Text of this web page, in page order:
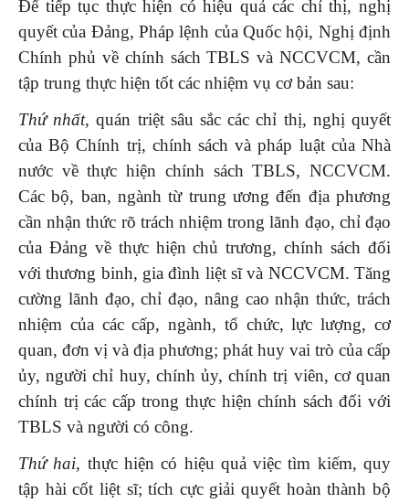
Để tiếp tục thực hiện có hiệu quả các chỉ thị, nghị
quyết của Đảng, Pháp lệnh của Quốc hội, Nghị định
Chính phủ về chính sách TBLS và NCCVCM, cần
tập trung thực hiện tốt các nhiệm vụ cơ bản sau:
Thứ nhất, quán triệt sâu sắc các chỉ thị, nghị quyết
của Bộ Chính trị, chính sách và pháp luật của Nhà
nước về thực hiện chính sách TBLS, NCCVCM.
Các bộ, ban, ngành từ trung ương đến địa phương
cần nhận thức rõ trách nhiệm trong lãnh đạo, chỉ đạo
của Đảng về thực hiện chủ trương, chính sách đối
với thương binh, gia đình liệt sĩ và NCCVCM. Tăng
cường lãnh đạo, chỉ đạo, nâng cao nhận thức, trách
nhiệm của các cấp, ngành, tổ chức, lực lượng, cơ
quan, đơn vị và địa phương; phát huy vai trò của cấp
ủy, người chỉ huy, chính ủy, chính trị viên, cơ quan
chính trị các cấp trong thực hiện chính sách đối với
TBLS và người có công.
Thứ hai, thực hiện có hiệu quả việc tìm kiếm, quy
tập hài cốt liệt sĩ; tích cực giải quyết hoàn thành bộ